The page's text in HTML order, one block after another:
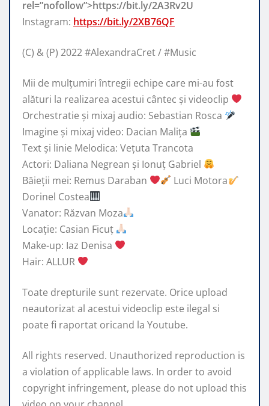
rel=”nofollow”>https://bit.ly/2A3Rv2U
Instagram: https://bit.ly/2XB76QF
(C) & (P) 2022 #AlexandraCret / #Music
Mii de mulțumiri întregii echipe care mi-au fost
alături la realizarea acestui cântec și videoclip
Orchestratie și mixaj audio: Sebastian Rosca
Imagine și mixaj video: Dacian Malița
Text și linie Melodica: Vețuta Trancota
Actori: Daliana Negrean și Ionuț Gabriel
Băieții mei: Remus Daraban
Luci Motora
Dorinel Costea
Vanator: Răzvan Moza
Locație: Casian Ficuț
Make-up: Iaz Denisa
Hair: ALLUR
Toate drepturile sunt rezervate. Orice upload
neautorizat al acestui videoclip este ilegal si
poate fi raportat oricand la Youtube.
All rights reserved. Unauthorized reproduction is
a violation of applicable laws. In order to avoid
copyright infringement, please do not upload this